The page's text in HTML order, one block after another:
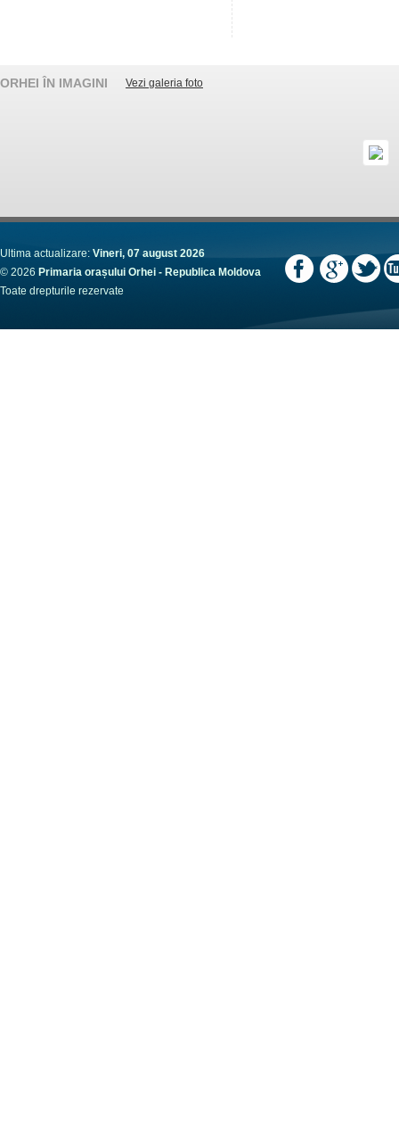
ORHEI ÎN IMAGINI Vezi galeria foto
Ultima actualizare: Vineri, 07 august 2026
© 2026 Primaria orașului Orhei - Republica Moldova
Toate drepturile rezervate